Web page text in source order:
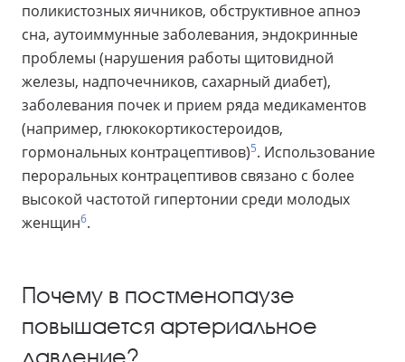
поликистозных яичников, обструктивное апноэ
сна, аутоиммунные заболевания, эндокринные
проблемы (нарушения работы щитовидной
железы, надпочечников, сахарный диабет),
заболевания почек и прием ряда медикаментов
(например, глюкокортикостероидов,
гормональных контрацептивов)5. Использование
пероральных контрацептивов связано с более
высокой частотой гипертонии среди молодых
женщин6.
Почему в постменопаузе
повышается артериальное
давление?